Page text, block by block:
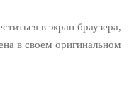
в экран браузера,
в своем оригинальном